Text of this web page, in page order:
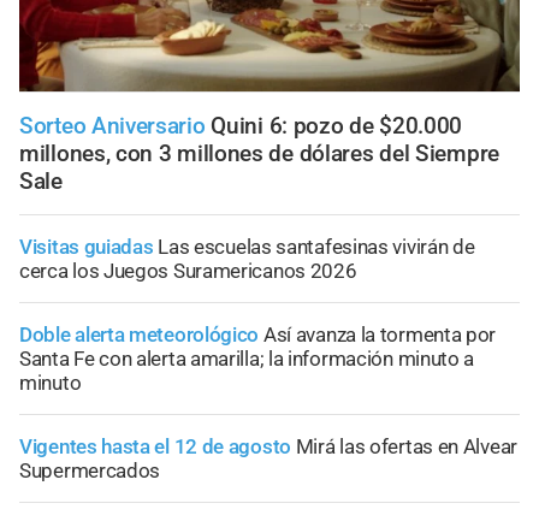
Sorteo Aniversario Quini 6: pozo de $20.000
millones, con 3 millones de dólares del Siempre
Sale
Visitas guiadas Las escuelas santafesinas vivirán de
cerca los Juegos Suramericanos 2026
Doble alerta meteorológico Así avanza la tormenta por
Santa Fe con alerta amarilla; la información minuto a
minuto
Vigentes hasta el 12 de agosto Mirá las ofertas en Alvear
Supermercados